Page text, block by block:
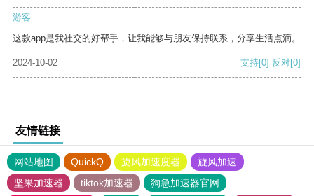
游客
这款app是我社交的好帮手，让我能够与朋友保持联系，分享生活点滴。
2024-10-02 支持[0] 反对[0]
友情链接
网站地图 QuickQ 旋风加速度器
旋风加速
坚果加速器
tiktok加速器
狗急加速器官网